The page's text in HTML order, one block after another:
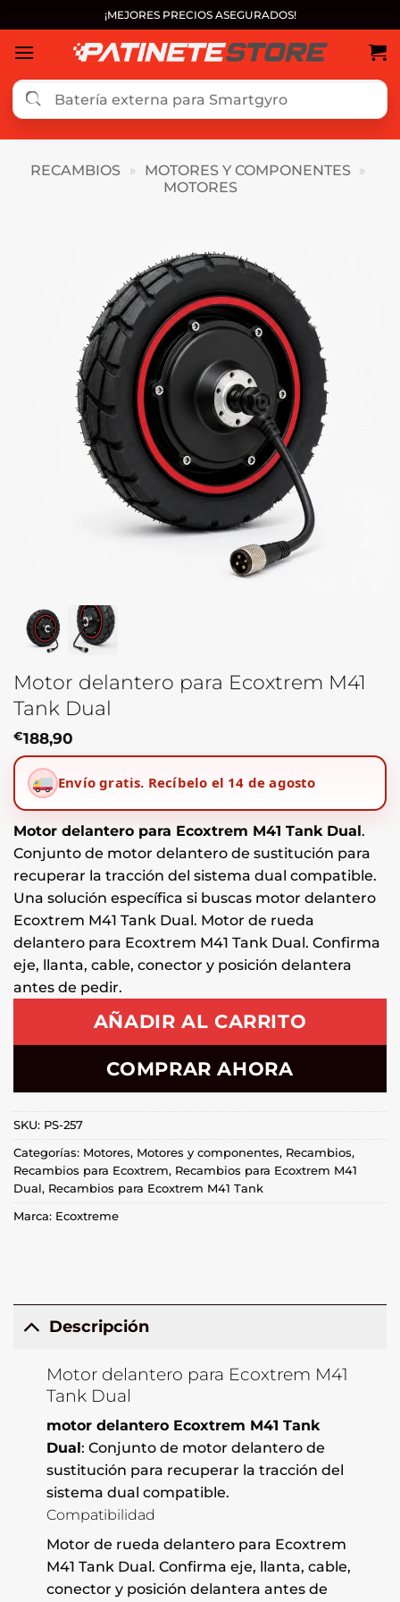
al
contenido
¡MEJORES PRECIOS ASEGURADOS!
RECAMBIOS » MOTORES Y COMPONENTES »
MOTORES
Motor delantero para Ecoxtrem M41
Tank Dual
€188,90
Envío gratis. Recíbelo el 14 de agosto
Motor delantero para Ecoxtrem M41 Tank Dual.
Conjunto de motor delantero de sustitución para
recuperar la tracción del sistema dual compatible.
Una solución específica si buscas motor delantero
Ecoxtrem M41 Tank Dual. Motor de rueda
delantero para Ecoxtrem M41 Tank Dual. Confirma
eje, llanta, cable, conector y posición delantera
antes de pedir.
AÑADIR AL CARRITO
COMPRAR AHORA
SKU: PS-257
Categorías: Motores, Motores y componentes, Recambios,
Recambios para Ecoxtrem, Recambios para Ecoxtrem M41
Dual, Recambios para Ecoxtrem M41 Tank
Marca: Ecoxtreme
Descripción
Motor delantero para Ecoxtrem M41
Tank Dual
motor delantero Ecoxtrem M41 Tank
Dual: Conjunto de motor delantero de
sustitución para recuperar la tracción del
sistema dual compatible.
Compatibilidad
Motor de rueda delantero para Ecoxtrem
M41 Tank Dual. Confirma eje, llanta, cable,
conector y posición delantera antes de